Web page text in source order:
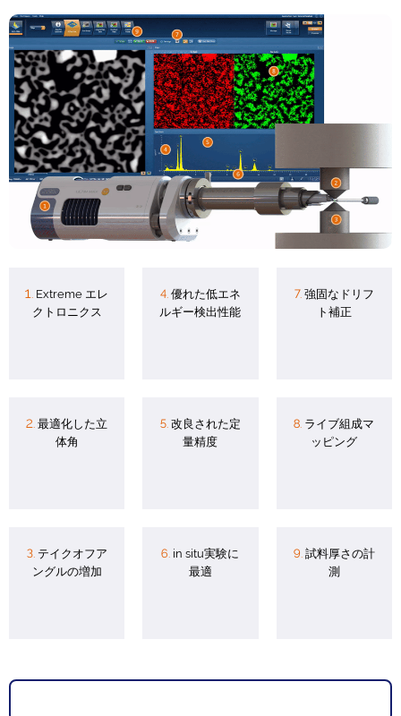
1. Extreme エレ
クトロニクス
4. 優れた低エネ
ルギー検出性能
7. 強固なドリフ
ト補正
2.最適化した立
体角
5. 改良された定
量精度
8. ライブ組成マ
ッピング
3. テイクオフア
ングルの増加
6. in situ実験に
最適
9.試料厚さの計
測